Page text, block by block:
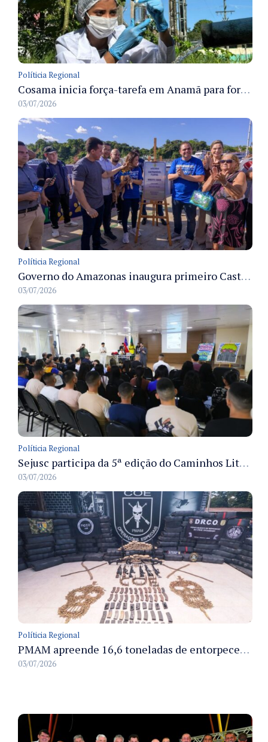
Políticia Regional
Cosama inicia força-tarefa em Anamã para fortalecer abastecimento de água e segurança hídrica da população
03/07/2026
Políticia Regional
Governo do Amazonas inaugura primeiro Castramóvel Fluvial para atendimento veterinário às comunidades ribeirinhas e castração gratuita
03/07/2026
Políticia Regional
Sejusc participa da 5ª edição do Caminhos Literários com foco na cultura hip-hop nas unidades socioeducativas
03/07/2026
Políticia Regional
PMAM apreende 16,6 toneladas de entorpecentes e registra aumento nas prisões em flagrante e nas capturas de foragidos no primeiro semestre de 2026
03/07/2026